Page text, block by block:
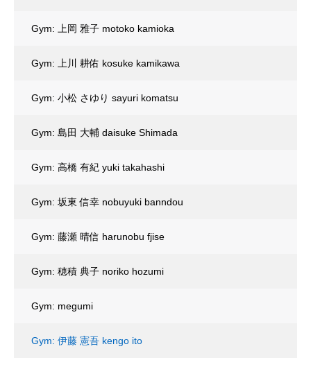
Gym: 上岡 雅子 motoko kamioka
Gym: 上川 耕佑 kosuke kamikawa
Gym: 小松 さゆり sayuri komatsu
Gym: 島田 大輔 daisuke Shimada
Gym: 高橋 有紀 yuki takahashi
Gym: 坂東 信幸 nobuyuki banndou
Gym: 藤瀬 晴信 harunobu fjise
Gym: 穂積 典子 noriko hozumi
Gym: megumi
Gym: 伊藤 憲吾 kengo ito